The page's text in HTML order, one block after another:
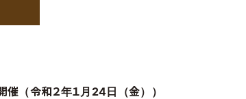
催（令和２年１月24日（金））